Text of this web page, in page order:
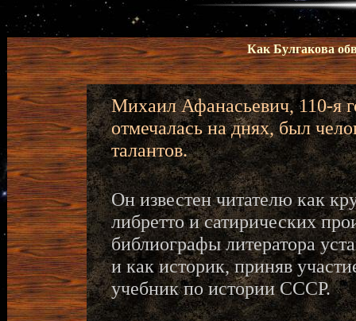
Как Булгакова
Михаил Афанасьевич, 110-я
отмечалась на днях, был
талантов.
Он известен читателю как
либретто и сатирических
библиографы литератора
и как историк, приняв
учебник по истории СССР.